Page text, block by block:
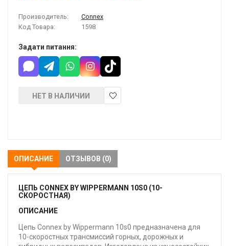
Производитель:
Connex
Код Товара:
1598
Задати питання:
НЕТ В НАЛИЧИИ
ОПИСАНИЕ ОТЗЫВОВ (0)
ЦЕПЬ CONNEX BY WIPPERMANN 10S0 (10-
СКОРОСТНАЯ)
ОПИСАНИЕ
Цепь Connex by Wippermann 10s0 предназначена для
10-скоростных трансмиссий горных, дорожных и